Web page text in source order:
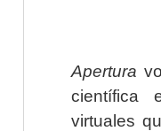
Apertura
científica
virtuales